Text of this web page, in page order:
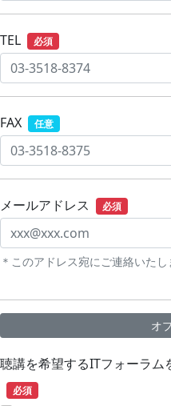
TEL 必須
FAX 任意
メールアドレス 必須
＊このアドレス宛にご連絡いたし
オ
聴講を希望するITフォーラ
必須